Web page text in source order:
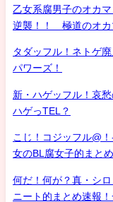
乙女系腐男子のオカ
逆襲！！ 極道のオカ
タダッフル！ネトゲ
パワーズ！
新・ハゲッフル！哀
ハゲっTEL？
こじ！コジッフル@
女のBL腐女子的まと
何だ！何が？真・
ニート的まとめ速報